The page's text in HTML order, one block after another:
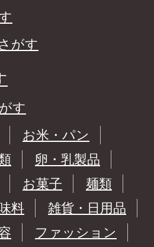
がす
す
お米・パン
卵・乳製品
お菓子
麺類
料
雑貨・日用品
ファッション